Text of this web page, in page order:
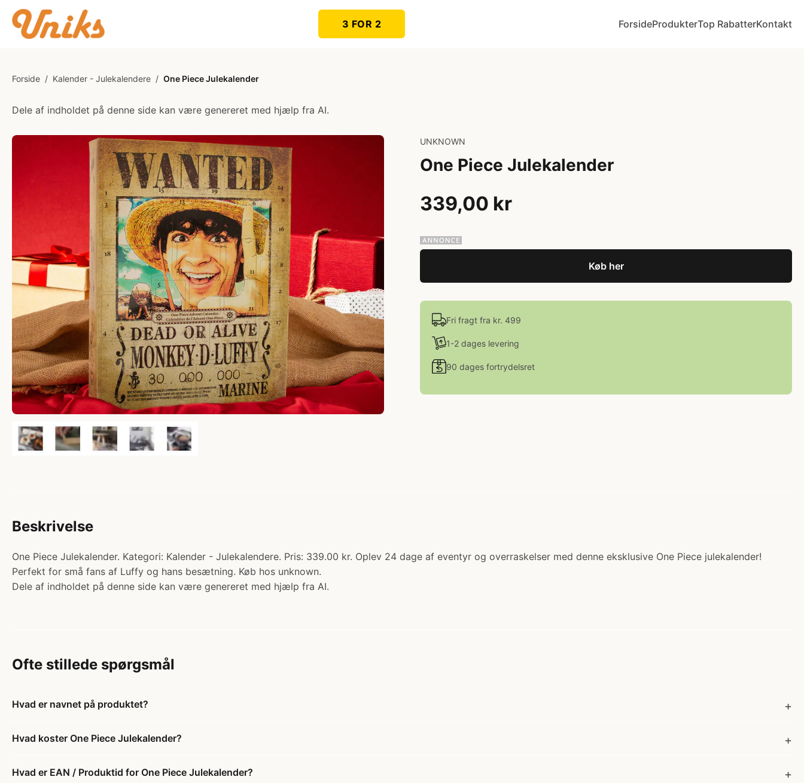
3 FOR 2 ForsideProdukterTop RabatterKontakt
Forside / Kalender - Julekalendere / One Piece Julekalender
Dele af indholdet på denne side kan være genereret med hjælp fra AI.
UNKNOWN
One Piece Julekalender
339,00 kr
Køb her
Fri fragt fra kr. 499
1-2 dages levering
90 dages fortrydelsret
Beskrivelse
One Piece Julekalender. Kategori: Kalender - Julekalendere. Pris: 339.00 kr. Oplev 24 dage af eventyr og overraskelser med denne eksklusive One Piece julekalender!
Perfekt for små fans af Luffy og hans besætning. Køb hos unknown.
Dele af indholdet på denne side kan være genereret med hjælp fra AI.
Ofte stillede spørgsmål
Hvad er navnet på produktet?
Hvad koster One Piece Julekalender?
Hvad er EAN / Produktid for One Piece Julekalender?